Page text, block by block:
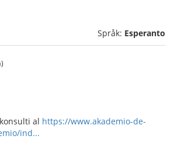
Språk: Esperanto
)
al https://www.akademio-de-
ind...